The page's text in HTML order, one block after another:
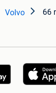
Volvo 66